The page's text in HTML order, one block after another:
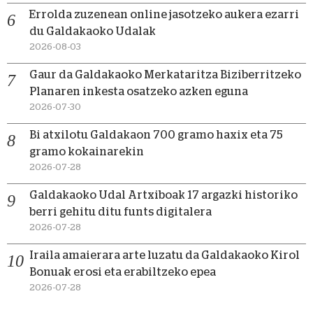
Errolda zuzenean online jasotzeko aukera ezarri
du Galdakaoko Udalak
2026-08-03
Gaur da Galdakaoko Merkataritza Biziberritzeko
Planaren inkesta osatzeko azken eguna
2026-07-30
Bi atxilotu Galdakaon 700 gramo haxix eta 75
gramo kokainarekin
2026-07-28
Galdakaoko Udal Artxiboak 17 argazki historiko
berri gehitu ditu funts digitalera
2026-07-28
Iraila amaierara arte luzatu da Galdakaoko Kirol
Bonuak erosi eta erabiltzeko epea
2026-07-28